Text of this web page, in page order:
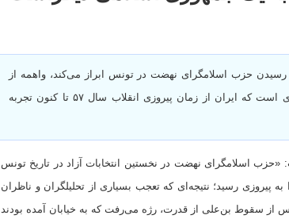
حزب اسلامگرای نهضت در تونس ابراز می‌کند، واهمه از
تبدیل شدن این کشور به جمهوری اسلامی دیگری است که ایران از زمان پیروزی انقلاب سال ۵۷ تا کنون تجربه
تاریخ 26 اکتبر (4 آبان) نوشت: «حزب اسلامگرای نهضت در نخستین انتخابات آزاد در تاریخ تونس
بن علی از قدرت با کسب بیش از 30 درصد آرا به پیروزی رسید؛ نتیجه‌ای که تعجب بسیاری از تحلیلگران و ناظران
از سقوط بن‌علی از قدرت، رژه می‌رفت که به خیابان آمده بودند